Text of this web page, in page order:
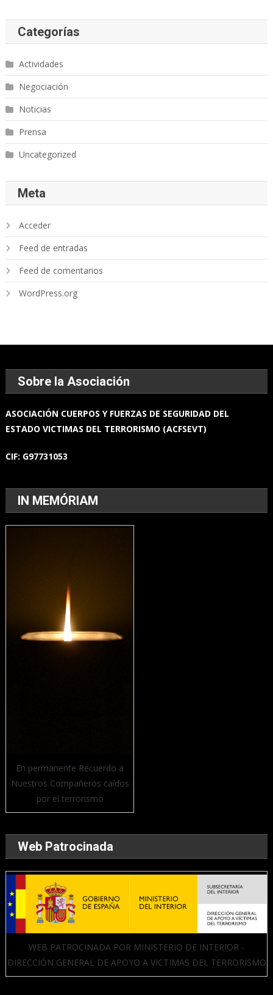
Categorías
Actividades
Negociación
Noticias
Prensa
Uncategorized
Meta
Acceder
Feed de entradas
Feed de comentarios
WordPress.org
Sobre la Asociación
ASOCIACIÓN CUERPOS Y FUERZAS DE SEGURIDAD DEL
ESTADOVICTIMAS DEL TERRORISMO (ACFSEVT)
CIF: G97731053
IN MEMÓRIAM
En permanente Recuerdo a
Nuestros Compañeros caídos
por el terrorismo
Web Patrocinada
WEB PATROCINADA POR MINISTERIO DE INTERIOR -
DIRECCIÓN GENERAL DE APOYO A VICTIMAS DEL TERRORISMO